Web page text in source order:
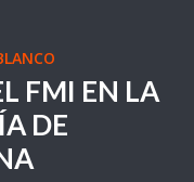
FMI EN LA
DE